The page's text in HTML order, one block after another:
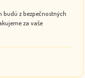
z bezpečnostných
za vaše